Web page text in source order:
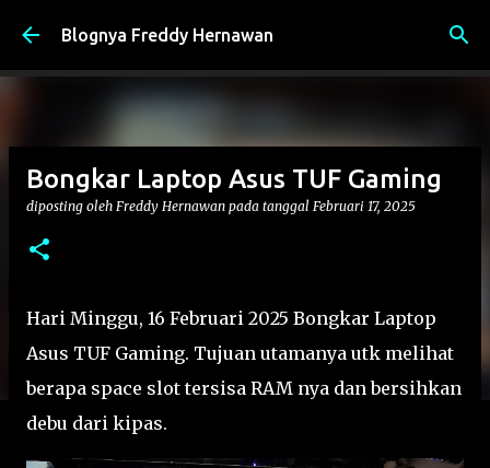
Langsung ke konten utama
Blognya Freddy Hernawan
Bongkar Laptop Asus TUF Gaming
diposting oleh Freddy Hernawan pada tanggal Februari 17, 2025
Hari Minggu, 16 Februari 2025 Bongkar Laptop
Asus TUF Gaming. Tujuan utamanya utk melihat
berapa space slot tersisa RAM nya dan bersihkan
debu dari kipas.